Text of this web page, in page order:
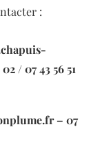
:
/ 07 43 56 51
– 07